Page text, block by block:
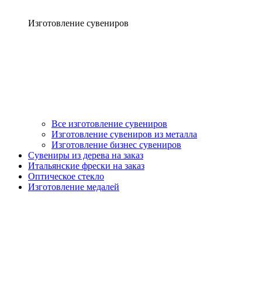
Изготовление сувениров
Все изготовление сувениров
Изготовление сувениров из металла
Изготовление бизнес сувениров
Сувениры из дерева на заказ
Итальянские фрески на заказ
Оптическое стекло
Изготовление медалей